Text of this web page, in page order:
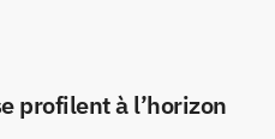
profilent à l’horizon